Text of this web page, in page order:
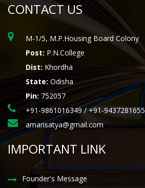
CONTACT US
M-1/5, M.P.Housing Board Colony
Post: P.N.College
Dist: Khordha
State: Odisha
Pin:752057
+91-9861016349 / +91-9437281655
amarisatya@gmail.com
IMPORTANT LINK
Founder's Message